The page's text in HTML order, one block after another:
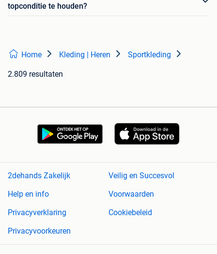
topconditie te houden?
Home Kleding | Heren Sportkleding
2.809 resultaten
2dehands Zakelijk
Veilig en Succesvol
Help en info
Voorwaarden
Privacyverklaring
Cookiebeleid
Privacyvoorkeuren